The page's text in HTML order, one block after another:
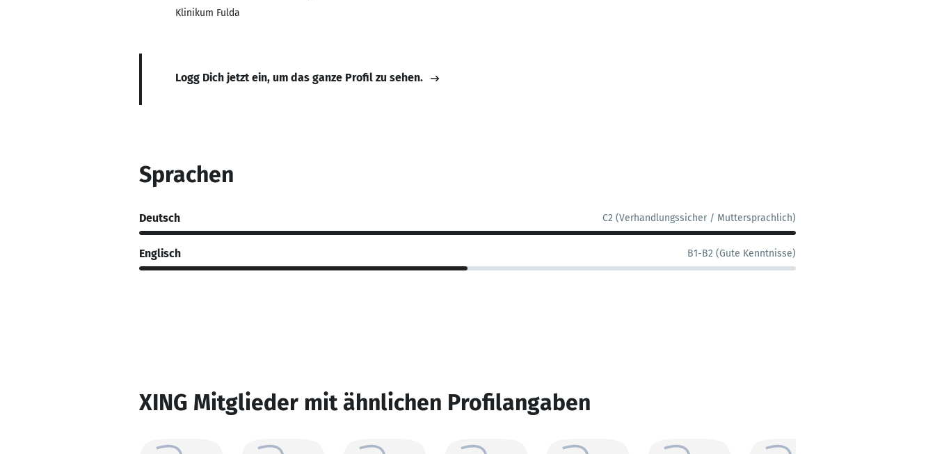
Klinikum Fulda
Logg Dich jetzt ein, um das ganze Profil zu sehen.
Sprachen
Deutsch C2 (Verhandlungssicher / Muttersprachlich)
Englisch B1-B2 (Gute Kenntnisse)
XING Mitglieder mit ähnlichen Profilangaben